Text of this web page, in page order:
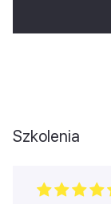
Szkolenia